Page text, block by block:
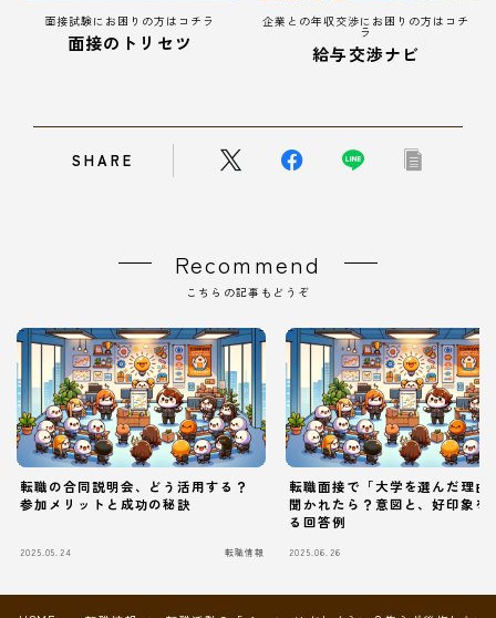
面接試験にお困りの方はコチラ
面接のトリセツ
企業との年収交渉にお困りの方はコチ
ラ
給与交渉ナビ
SHARE
Recommend
こちらの記事もどうぞ
転職の合同説明会、どう活用する？
参加メリットと成功の秘訣
2025.05.24 転職情報
転職面接で「大学を選んだ理由
聞かれたら？意図と、好印象を
る回答例
2025.06.26